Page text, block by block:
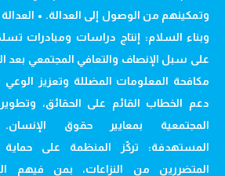
وتمكينهم من الوصول إلى العدالة. • العدالة
وبناء السلام: إنتاج دراسات ومبادرات
على سبل الإنصاف والتعافي المجتمعي بعد
مكافحة المعلومات المضللة وتعزيز الوعي
دعم الخطاب القائم على الحقائق،
المجتمعية بمعايير حقوق الإنسان.
المستهدفة: تركّز المنظمة على حماية
المتضررين من النزاعات، بمن فيهم